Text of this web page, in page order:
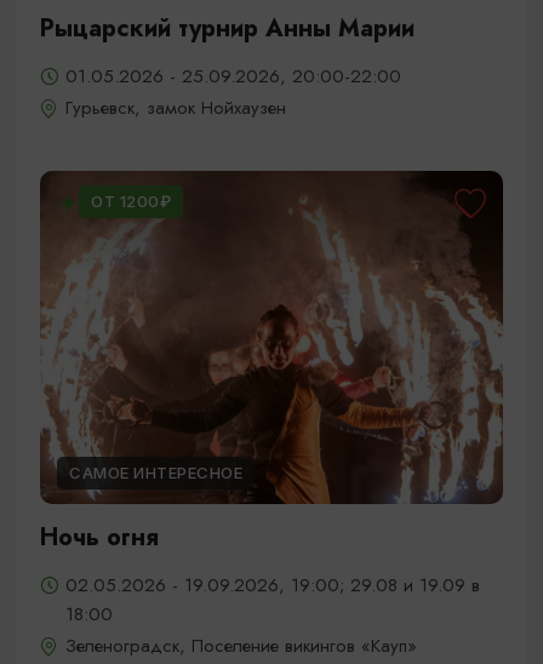
Рыцарский турнир Анны Марии
01.05.2026 - 25.09.2026, 20:00-22:00
Гурьевск, замок Нойхаузен
ОТ 1200₽
САМОЕ ИНТЕРЕСНОЕ
Ночь огня
02.05.2026 - 19.09.2026, 19:00; 29.08 и 19.09 в
18:00
Зеленоградск, Поселение викингов «Кауп»